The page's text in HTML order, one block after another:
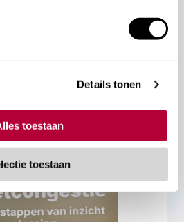
Details tonen
toestaan
toestaan